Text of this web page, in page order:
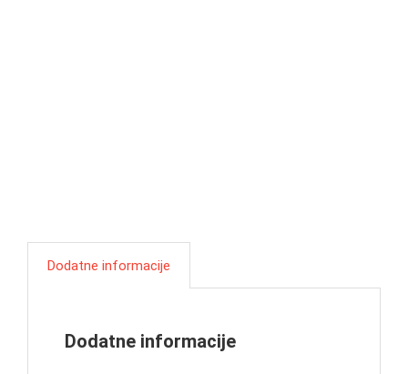
Dodatne informacije
Dodatne informacije